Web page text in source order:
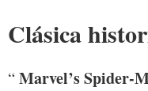
Clásica
“Marvel’s Spider-